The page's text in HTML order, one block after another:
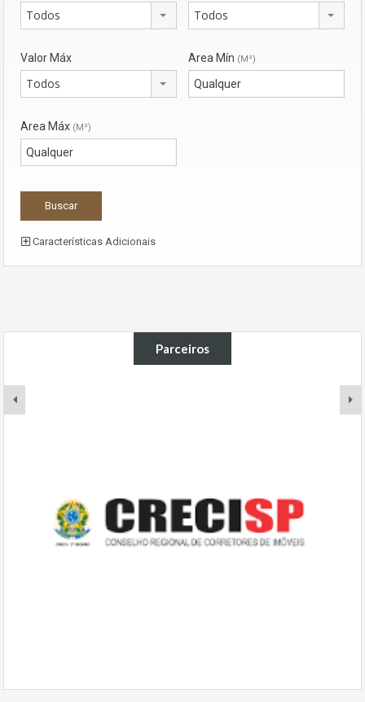
Todos Todos
Valor Máx
Todos
Area Mín (M²)
Area Máx (M²)
Características Adicionais
Parceiros